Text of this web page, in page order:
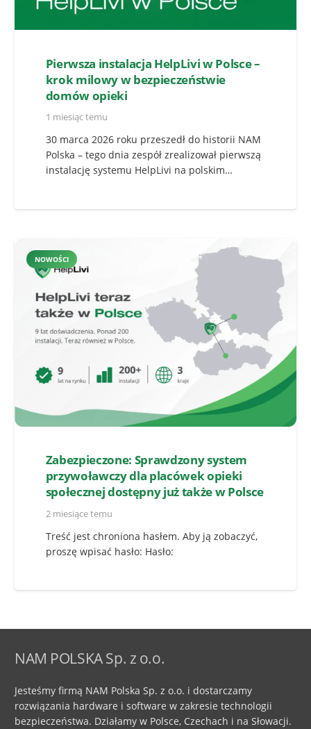
Pierwsza instalacja HelpLivi w Polsce –
krok milowy w bezpieczeństwie
domów opieki
1 miesiąc temu
30 marca 2026 roku przeszedł do historii NAM
Polska – tego dnia zespół zrealizował pierwszą
instalację systemu HelpLivi na polskim…
NOWOŚCI
Zabezpieczone: Sprawdzony system
przywoławczy dla placówek opieki
społecznej dostępny już także w Polsce
2 miesiące temu
Treść jest chroniona hasłem. Aby ją zobaczyć,
proszę wpisać hasło: Hasło:
NAM POLSKA Sp. z o.o.
Jesteśmy firmą NAM Polska Sp. z o.o. i dostarczamy
rozwiązania hardware i software w zakresie technologii
bezpieczeństwa. Działamy w Polsce, Czechach i na Słowacji.